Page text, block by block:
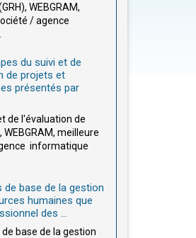
WEBGRAM,
/ agence
du suivi et de
de projets et
présentés par
de l'évaluation de
meilleure
informatique
de base de la gestion
humaines que
des ...
base de la gestion